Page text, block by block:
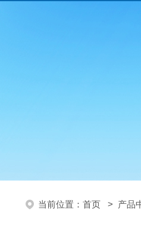
当前位置： 首页 > 产品